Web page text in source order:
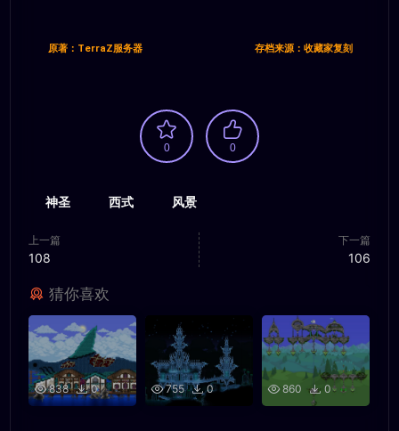
原著：TerraZ服务器 存档来源：收藏家复刻
0 0
神圣 西式 风景
上一篇
108
下一篇
106
猜你喜欢
838 0 755 0 860 0